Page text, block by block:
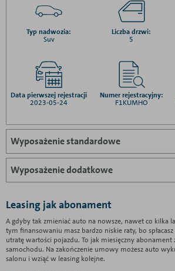
Typ nadwozia:
Suv
Liczba drzwi:
5
Data pierwszej rejestracji
2023-05-24
Numer rejestracyjny:
F1KUMHO
Wyposażenie standardowe
Wyposażenie dodatkowe
Leasing jak abonament
A gdyby tak zmieniać auto na nowsze, nawet co kilka
tym finansowaniu masz bardzo niskie raty, bo
utratę wartości pojazdu. To jak miesięczny abonament
samochodu. Na zakończenie umowy możesz auto
salonu i wziąć w leasing kolejne.